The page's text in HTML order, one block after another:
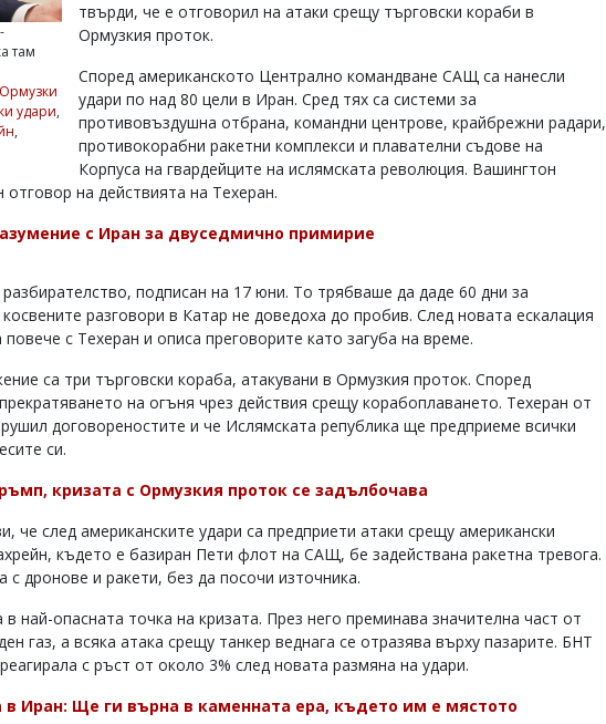
там
Ормузки
удари,
,
твърди, че е отговорил на атаки срещу търговски кораби в
Ормузкия проток.
Според американското Централно командване САЩ са нанесли
удари по над 80 цели в Иран. Сред тях са системи за
противовъздушна отбрана, командни центрове, крайбрежни радари,
противокорабни ракетни комплекси и плавателни съдове на
Корпуса на гвардейците на ислямската революция. Вашингтон
на действията на Техеран.
с Иран за двуседмично примирие
подписан на 17 юни. То трябваше да даде 60 дни за
разговори в Катар не доведоха до пробив. След новата ескалация
с Техеран и описа преговорите като загуба на време.
са три търговски кораба, атакувани в Ормузкия проток. Според
на огъня чрез действия срещу корабоплаването. Техеран от
договореностите и че Ислямската република ще предприеме всички
си.
кризата с Ормузкия проток се задълбочава
че след американските удари са предприети атаки срещу американски
където е базиран Пети флот на САЩ, бе задействана ракетна тревога.
дронове и ракети, без да посочи източника.
най-опасната точка на кризата. През него преминава значителна част от
газ, а всяка атака срещу танкер веднага се отразява върху пазарите. БНТ
с ръст от около 3% след новата размяна на удари.
Иран: Ще ги върна в каменната ера, където им е мястото